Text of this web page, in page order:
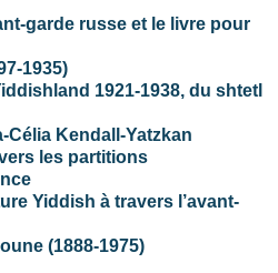
garde russe et le livre pour
1935)
1921-1938, du shtetl
Célia Kendall-Yatzkan
les partitions
Yiddish à travers l’avant-
(1888-1975)